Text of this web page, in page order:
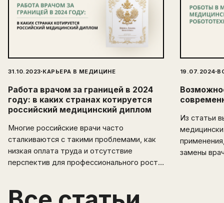
31.10.2023·КАРЬЕРА В МЕДИЦИНЕ
Работа врачом за границей в 2024
году: в каких странах котируется
российский медицинский диплом
Многие российские врачи часто
сталкиваются с такими проблемами, как
низкая оплата труда и отсутствие
перспектив для профессионального роста.
горизонты и возможности. В этой статье
19.07.2024·
Из статьи
замены